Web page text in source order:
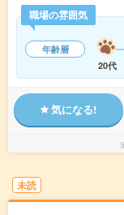
職場の雰囲気
年齢層
20代
気になる!
未読